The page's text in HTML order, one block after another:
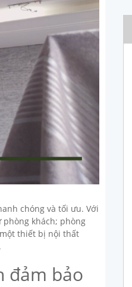
chóng và tối ưu. Với
khách; phòng
thiết bị nội thất
đảm bảo